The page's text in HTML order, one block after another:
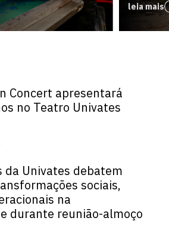
leia mais
Concert apresentará
no Teatro Univates
da Univates debatem
sociais,
na
durante reunião-almoço